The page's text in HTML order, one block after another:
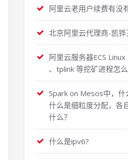
阿里云老用户续费有没
北京阿里云代理商-凯铧
阿里云服务器ECS
、tplink 等挖矿进程怎么
Spark on Mesos中，什
什么是细粒度分配，各
什么？
什么是ipv6?